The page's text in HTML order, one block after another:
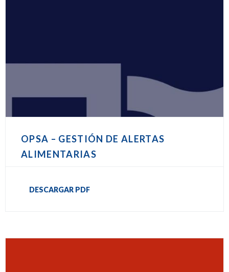
OPSA – GESTIÓN DE ALERTAS
ALIMENTARIAS
DESCARGAR PDF